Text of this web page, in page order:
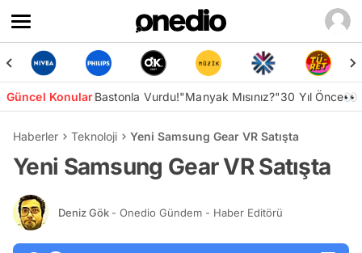
Güncel KonularBastonla Vurdu!"Manyak Mısınız?"30 Yıl Önce👀
Haberler Teknoloji Yeni Samsung Gear VR Satışta
Yeni Samsung Gear VR Satışta
Deniz Gök - Onedio Gündem - Haber Editörü